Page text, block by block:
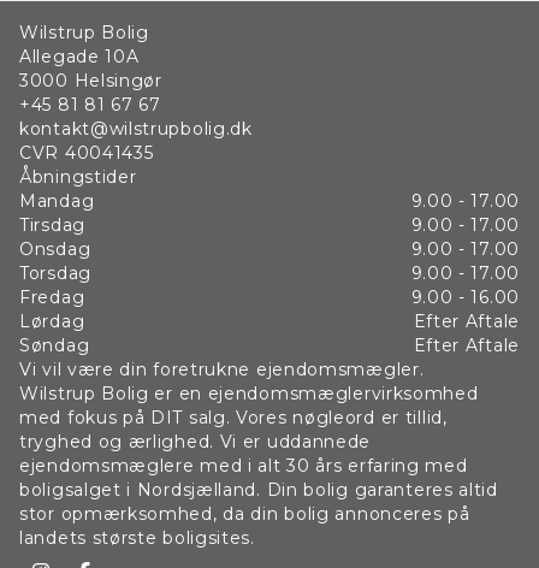
Wilstrup Bolig
Allegade 10A
3000 Helsingør
+45 81 81 67 67
kontakt@wilstrupbolig.dk
CVR 40041435
Åbningstider
Mandag
9.00 - 17.00
Tirsdag
9.00 - 17.00
Onsdag
9.00 - 17.00
Torsdag
9.00 - 17.00
Fredag
9.00 - 16.00
Lørdag
Efter Aftale
Søndag
Efter Aftale
Vi vil være din foretrukne ejendomsmægler.
Wilstrup Bolig er en ejendomsmæglervirksomhed
med fokus på DIT salg. Vores nøgleord er tillid,
tryghed og ærlighed. Vi er uddannede
ejendomsmæglere med i alt 30 års erfaring med
boligsalget i Nordsjælland. Din bolig garanteres altid
stor opmærksomhed, da din bolig annonceres på
landets største boligsites.